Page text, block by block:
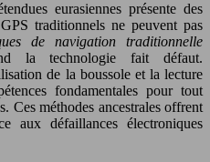
eurasiennes présente des
traditionnels ne peuvent pas
de navigation traditionnelle
la technologie fait défaut.
de la boussole et la lecture
fondamentales pour tout
Ces méthodes ancestrales offrent
aux défaillances électroniques